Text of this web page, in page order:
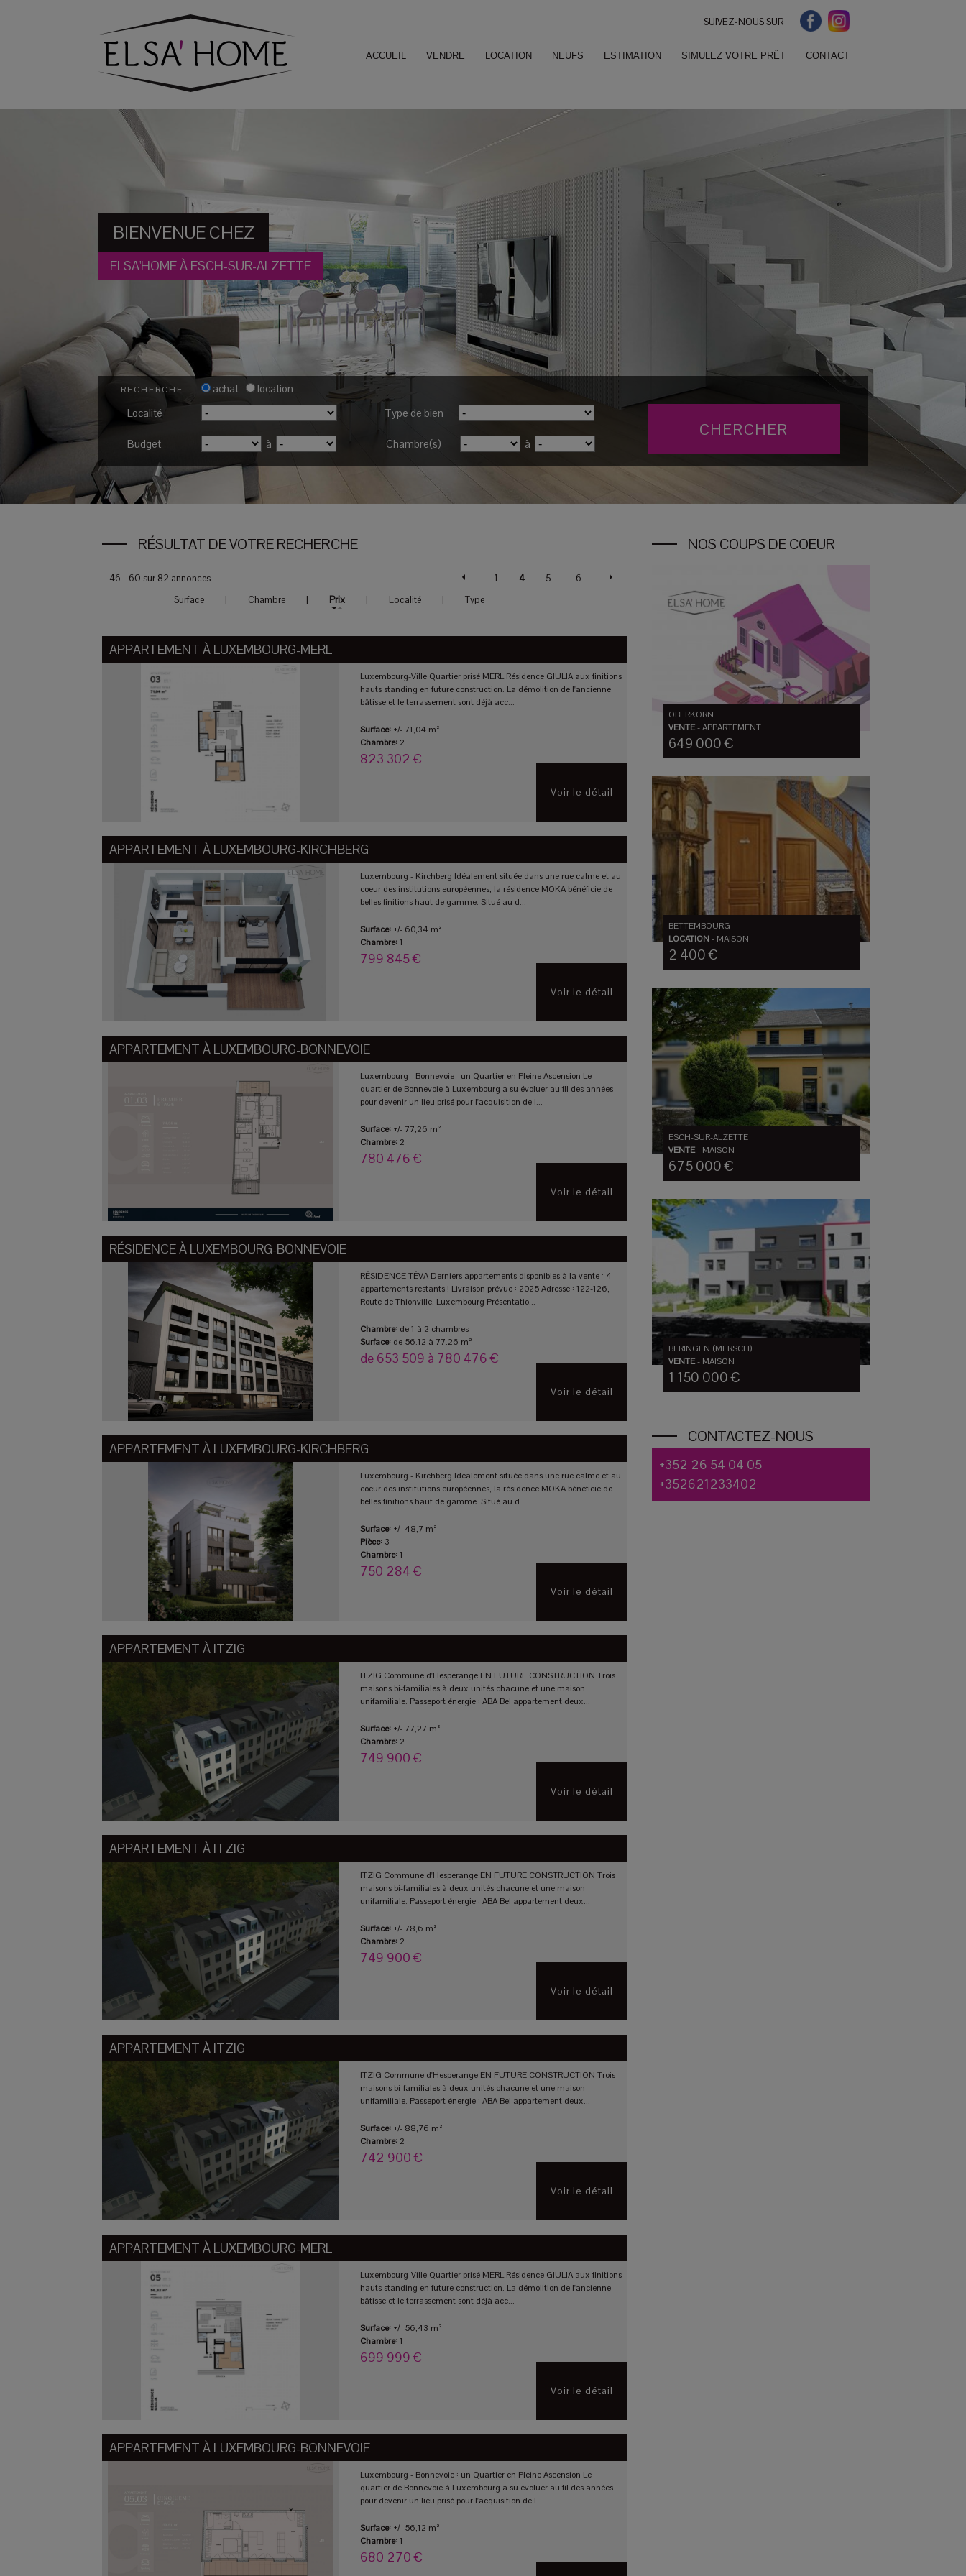
SUIVEZ-NOUS SUR
ACCUEIL VENDRE LOCATION NEUFS ESTIMATION SIMULEZ VOTRE PRÊT CONTACT
BIENVENUE CHEZ
ELSA'HOME À ESCH-SUR-ALZETTE
RECHERCHE achat
location
Localité
Type de bien
Budget à Chambre(s) à
RÉSULTAT DE VOTRE RECHERCHE
46 - 60 sur 82 annonces 1 4 5
6
Surface
| Chambre | Prix | Localité | Type
APPARTEMENT À LUXEMBOURG-MERL
Luxembourg-Ville Quartier prisé MERL Résidence GIULIA aux finitions
hauts standing en future construction. La démolition de l'ancienne
bâtisse et le terrassement sont déjà acc...
Surface: +/- 71,04 m²
Chambre: 2
823 302 €
Voir le détail
APPARTEMENT À LUXEMBOURG-KIRCHBERG
Luxembourg - Kirchberg Idéalement située dans une rue calme et au
coeur des institutions européennes, la résidence MOKA bénéficie de
belles finitions haut de gamme. Situé au d...
Surface: +/- 60,34 m²
Chambre:1
799 845 €
Voir le détail
APPARTEMENT À LUXEMBOURG-BONNEVOIE
Luxembourg - Bonnevoie : un Quartier en Pleine Ascension Le
quartier de Bonnevoie à Luxembourg a su évoluer au fil des années
pour devenir un lieu prisé pour l'acquisition de l...
Surface: +/- 77,26 m²
Chambre: 2
780 476 €
Voir le détail
RÉSIDENCE À LUXEMBOURG-BONNEVOIE
RÉSIDENCE TÉVA Derniers appartements disponibles à la vente : 4
appartements restants ! Livraison prévue : 2025 Adresse : 122-126,
Route de Thionville, Luxembourg Présentatio...
Chambre: de 1 à 2 chambres
Surface: de 56.12 à 77.26 m²
de 653 509 à 780 476 €
Voir le détail
APPARTEMENT À LUXEMBOURG-KIRCHBERG
Luxembourg - Kirchberg Idéalement située dans une rue calme et au
coeur des institutions européennes, la résidence MOKA bénéficie de
belles finitions haut de gamme. Situé au d...
Surface: +/- 48,7 m²
Pièce: 3
Chambre:1
750 284 €
Voir le détail
APPARTEMENT À ITZIG
ITZIG Commune d'Hesperange EN FUTURE CONSTRUCTION Trois
maisons bi-familiales à deux unités chacune et une maison
unifamiliale. Passeport énergie : ABA Bel appartement deux...
Surface: +/- 77,27 m²
Chambre: 2
749 900 €
Voir le détail
APPARTEMENT À ITZIG
ITZIG Commune d'Hesperange EN FUTURE CONSTRUCTION Trois
maisons bi-familiales à deux unités chacune et une maison
unifamiliale. Passeport énergie : ABA Bel appartement deux...
Surface: +/- 78,6 m²
Chambre: 2
749 900 €
Voir le détail
APPARTEMENT À ITZIG
ITZIG Commune d'Hesperange EN FUTURE CONSTRUCTION Trois
maisons bi-familiales à deux unités chacune et une maison
unifamiliale. Passeport énergie : ABA Bel appartement deux...
Surface: +/- 88,76 m²
Chambre: 2
742 900 €
Voir le détail
APPARTEMENT À LUXEMBOURG-MERL
Luxembourg-Ville Quartier prisé MERL Résidence GIULIA aux finitions
hauts standing en future construction. La démolition de l'ancienne
bâtisse et le terrassement sont déjà acc...
Surface: +/- 56,43 m²
Chambre:1
699 999 €
Voir le détail
APPARTEMENT À LUXEMBOURG-BONNEVOIE
Luxembourg - Bonnevoie : un Quartier en Pleine Ascension Le
quartier de Bonnevoie à Luxembourg a su évoluer au fil des années
pour devenir un lieu prisé pour l'acquisition de l...
Surface: +/- 56,12 m²
Chambre:1
680 270 €
NOS COUPS DE COEUR
OBERKORN
VENTE-APPARTEMENT
649 000 €
BETTEMBOURG
LOCATION- MAISON
2 400 €
ESCH-SUR-ALZETTE
VENTE- MAISON
675 000 €
BERINGEN (MERSCH)
VENTE- MAISON
1 150 000 €
CONTACTEZ-NOUS
+352 26 54 04 05
+352621233402